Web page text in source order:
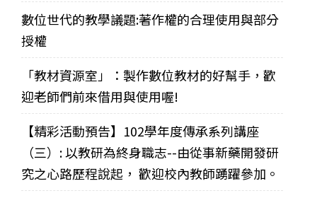
數位世代的教學議題:著作權的合理使用與部分
授權
「教材資源室」：製作數位教材的好幫手，歡
迎老師們前來借用與使用喔!
【精彩活動預告】102學年度傳承系列講座
（三）: 以教研為終身職志--由從事新藥開發研
究之心路歷程說起， 歡迎校內教師踴躍參加。